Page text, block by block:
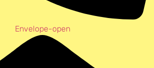
Envelope-open